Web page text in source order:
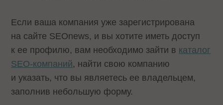
Если ваша компания уже зарегистрирована
на сайте SEOnews, и вы хотите иметь доступ
к ее профилю, вам необходимо зайти в каталог
SEO-компаний, найти свою компанию
и указать, что вы являетесь ее владельцем,
заполнив небольшую форму.